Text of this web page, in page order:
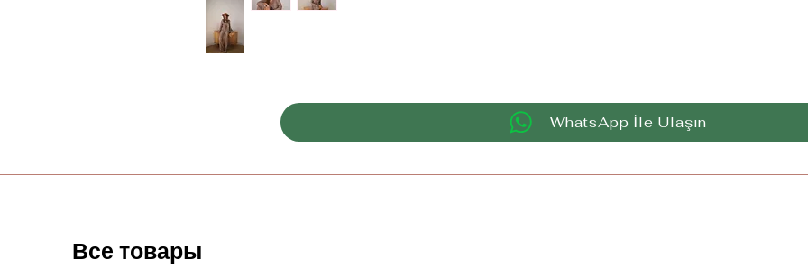
WhatsApp İle Ulaşın
Все товары